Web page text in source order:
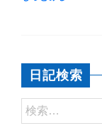
日記検索